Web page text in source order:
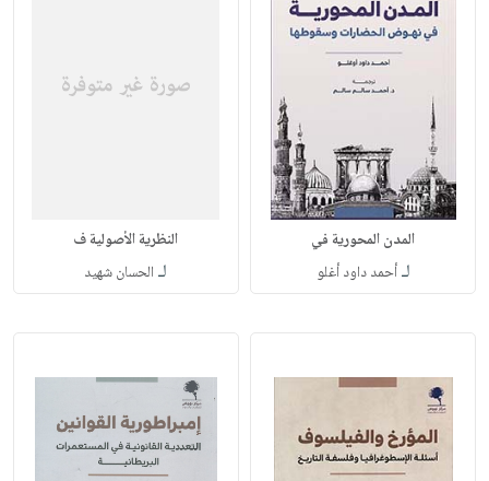
المدن المحورية في
لـأحمد داود أغلو
النظرية الأصولية ف
لـ الحسان شهيد